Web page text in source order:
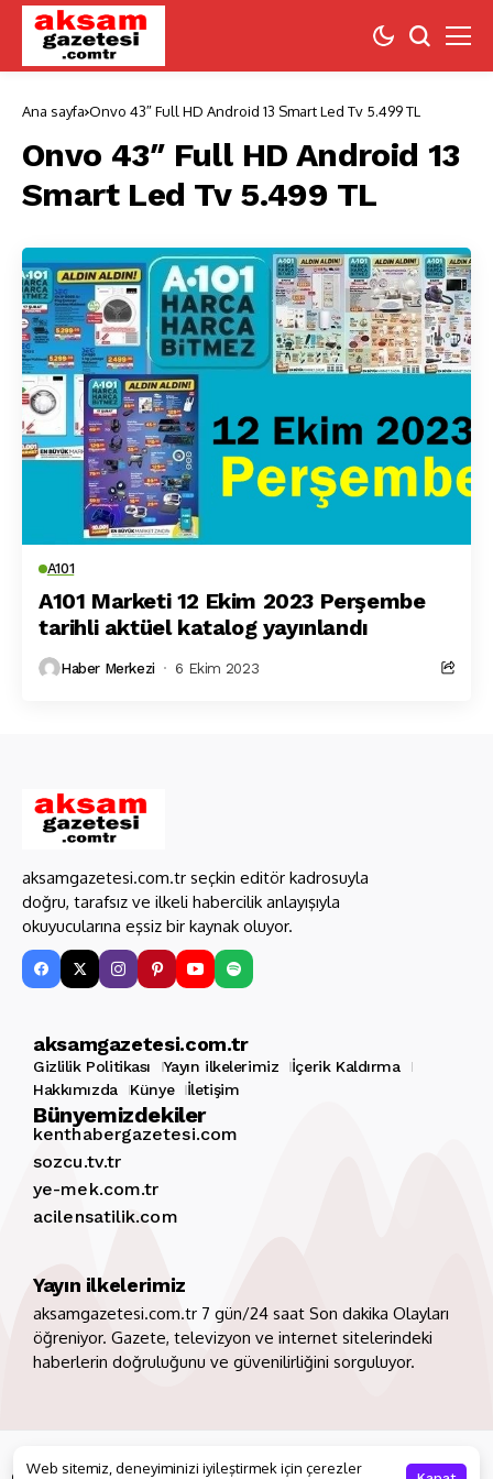
Ana sayfa Onvo 43″ Full HD Android 13 Smart Led Tv 5.499 TL
Onvo 43″ Full HD Android 13
Smart Led Tv 5.499 TL
A101
A101 Marketi 12 Ekim 2023 Perşembe
tarihli aktüel katalog yayınlandı
Haber Merkezi 6 Ekim 2023
aksamgazetesi.com.tr seçkin editör kadrosuyla
doğru, tarafsız ve ilkeli habercilik anlayışıyla
okuyucularına eşsiz bir kaynak oluyor.
aksamgazetesi.com.tr
Gizlilik Politikası Yayın ilkelerimiz
İçerik Kaldırma
Hakkımızda
Künye İletişim
Bünyemizdekiler
kenthabergazetesi.com
sozcu.tv.tr
ye-mek.com.tr
acilensatilik.com
Yayın ilkelerimiz
aksamgazetesi.com.tr 7 gün/24 saat Son dakika Olayları
öğreniyor. Gazete, televizyon ve internet sitelerindeki
haberlerin doğruluğunu ve güvenilirliğini sorguluyor.
Web sitemiz, deneyiminizi iyileştirmek için çerezler